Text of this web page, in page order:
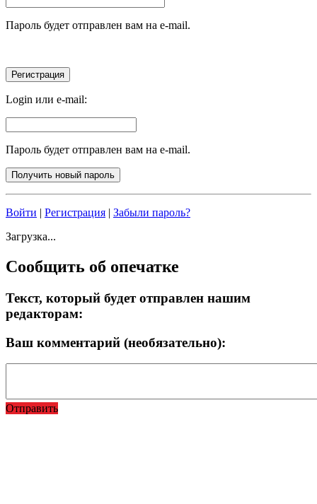
Пароль будет отправлен вам на e-mail.
Login или e-mail:
Пароль будет отправлен вам на e-mail.
Войти | Регистрация | Забыли пароль?
Загрузка...
Сообщить об опечатке
Текст, который будет отправлен нашим
редакторам:
Ваш комментарий (необязательно):
Отправить